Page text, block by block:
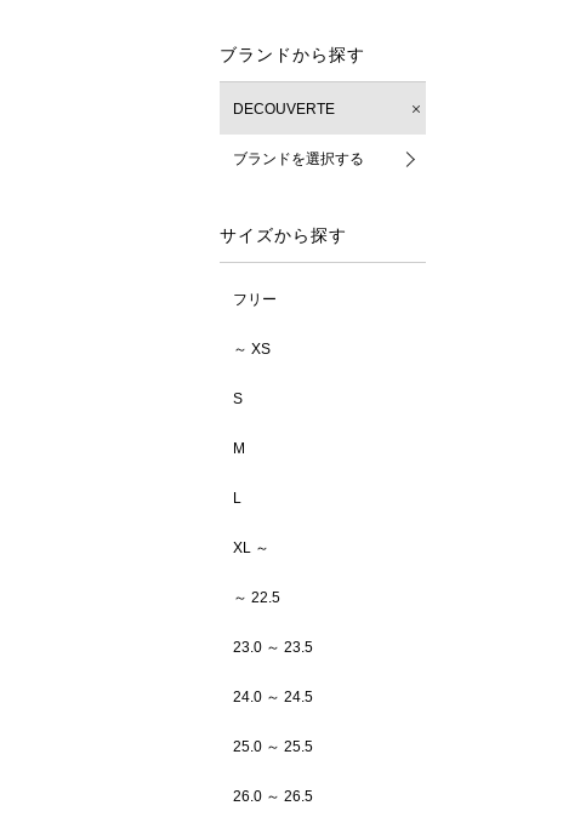
ブランドから探す
DECOUVERTE
ブランドを選択する
サイズから探す
フリー
～ XS
S
M
L
XL ～
～ 22.5
23.0 ～ 23.5
24.0 ～ 24.5
25.0 ～ 25.5
26.0 ～ 26.5